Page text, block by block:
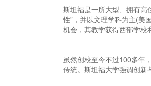
斯坦福是一所大型、拥有高
性”，并以文理学科为主(美
机会，其教学获得西部学校
虽然创校至今不过100多年
传统。斯坦福大学强调创新